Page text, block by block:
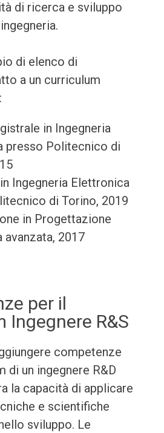
di ricerca e sviluppo
di elenco di
a un curriculum
in Ingegneria
presso Politecnico di
Ingegneria Elettronica
di Torino, 2019
in Progettazione
2017
per il
Ingegnere R&S
competenze
di un ingegnere R&D
la capacità di applicare
e scientifiche
sviluppo. Le